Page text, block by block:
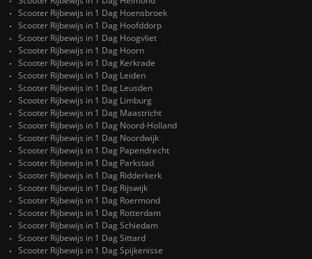
Scooter Rijbewijs in 1 Dag Hoensbroek
Scooter Rijbewijs in 1 Dag Hoofddorp
Scooter Rijbewijs in 1 Dag Hoogvliet
Scooter Rijbewijs in 1 Dag Hoorn
Scooter Rijbewijs in 1 Dag Kerkrade
Scooter Rijbewijs in 1 Dag Leiden
Scooter Rijbewijs in 1 Dag Leusden
Scooter Rijbewijs in 1 Dag Limburg
Scooter Rijbewijs in 1 Dag Maastricht
Scooter Rijbewijs in 1 Dag Noord-Holland
Scooter Rijbewijs in 1 Dag Noordwijk
Scooter Rijbewijs in 1 Dag Papendrecht
Scooter Rijbewijs in 1 Dag Parkstad
Scooter Rijbewijs in 1 Dag Ridderkerk
Scooter Rijbewijs in 1 Dag Rijswijk
Scooter Rijbewijs in 1 Dag Roermond
Scooter Rijbewijs in 1 Dag Rotterdam
Scooter Rijbewijs in 1 Dag Schiedam
Scooter Rijbewijs in 1 Dag Sittard
Scooter Rijbewijs in 1 Dag Spijkenisse